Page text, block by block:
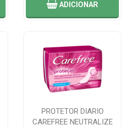
ADICIONAR
PROTETOR DIARIO
CAREFREE NEUTRALIZE